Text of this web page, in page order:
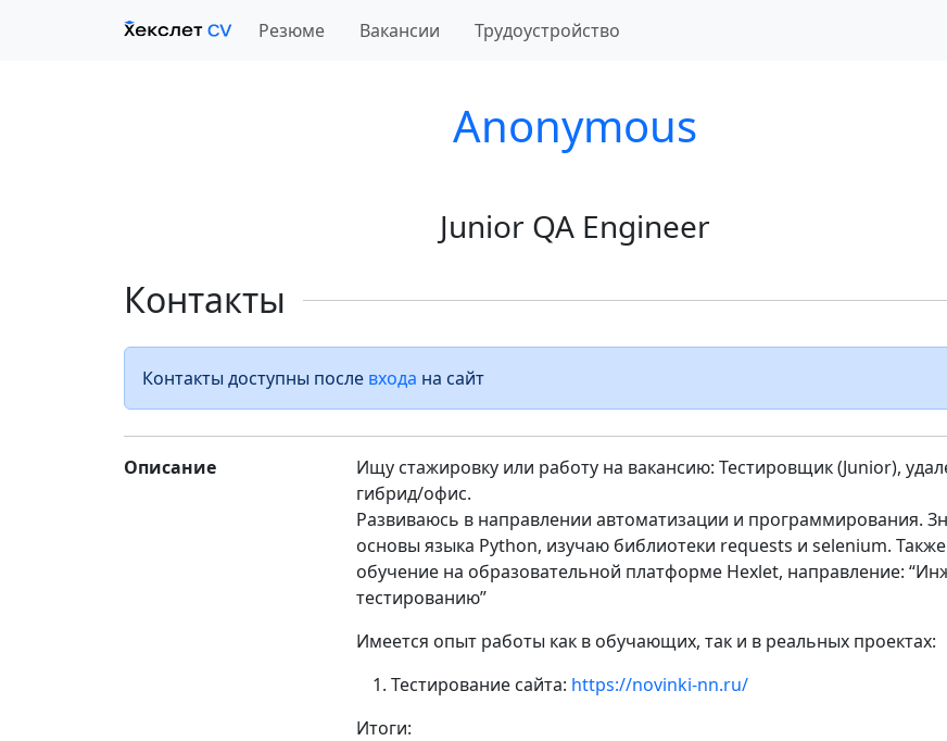
Резюме Вакансии Трудоустройство
Anonymous
Junior QA Engineer
Контакты
Контакты доступны после входа на сайт
Описание
Ищу стажировку или работу на вакансию: Тестировщик (Junior),
гибрид/офис.
Развиваюсь в направлении автоматизации и программирования.
основы языка Python, изучаю библиотеки requests и selenium.
обучение на образовательной платформе Hexlet, направление:
тестированию”
Имеется опыт работы как в обучающих, так и в реальных проектах:
Тестирование сайта: https://novinki-nn.ru/
Итоги: